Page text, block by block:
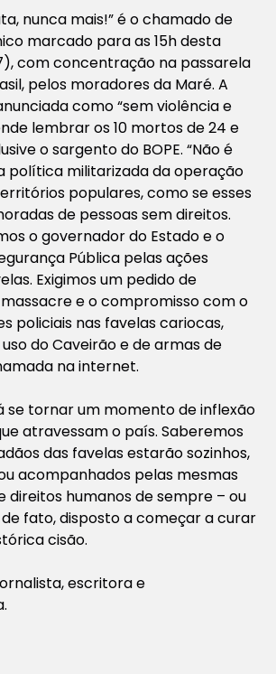
nunca mais!” é o chamado de
marcado para as 15h desta
com concentração na passarela
pelos moradores da Maré. A
como “sem violência e
lembrar os 10 mortos de 24 e
o sargento do BOPE. “Não é
política militarizada da operação
populares, como se esses
de pessoas sem direitos.
o governador do Estado e o
Pública pelas ações
Exigimos um pedido de
e o compromisso com o
policiais nas favelas cariocas,
do Caveirão e de armas de
na internet.
se tornar um momento de inflexão
atravessam o país. Saberemos
das favelas estarão sozinhos,
acompanhados pelas mesmas
direitos humanos de sempre – ou
de fato, disposto a começar a curar
cisão.
escritora e